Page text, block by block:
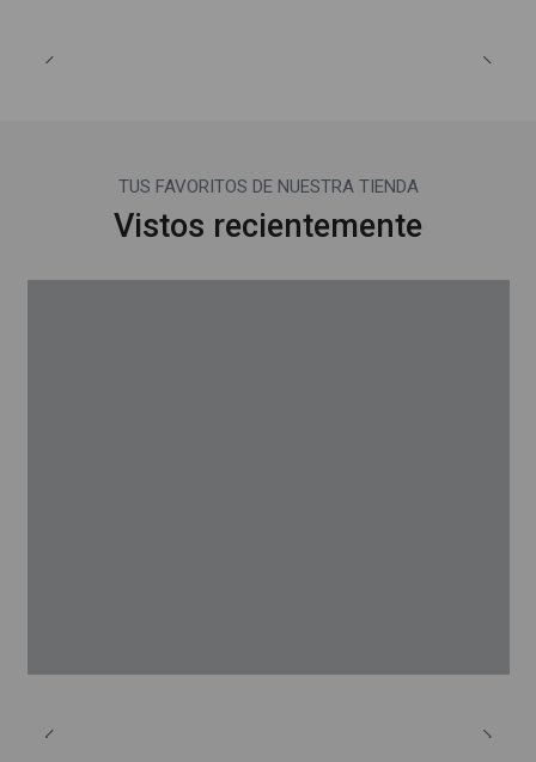
TUS FAVORITOS DE NUESTRA TIENDA
Vistos recientemente